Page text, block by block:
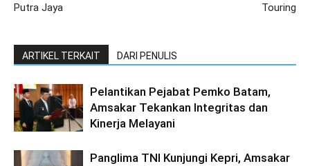
Putra Jaya Touring
ARTIKEL TERKAIT DARI PENULIS
Pelantikan Pejabat Pemko Batam,
Amsakar Tekankan Integritas dan
Kinerja Melayani
Panglima TNI Kunjungi Kepri, Amsakar